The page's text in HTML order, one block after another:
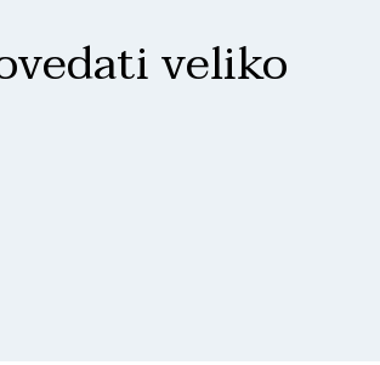
veliko